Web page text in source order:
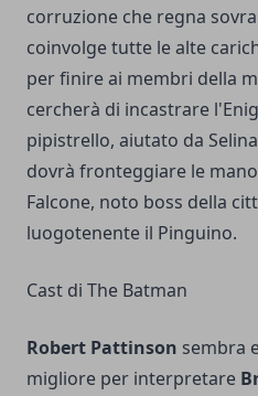
corruzione che regna
coinvolge tutte le alte
per finire ai membri della
cercherà di incastrare
pipistrello, aiutato da
dovrà fronteggiare le
Falcone, noto boss della
luogotenente il Pinguino.
Cast di The Batman
Robert Pattinson sembra
migliore per interpretare